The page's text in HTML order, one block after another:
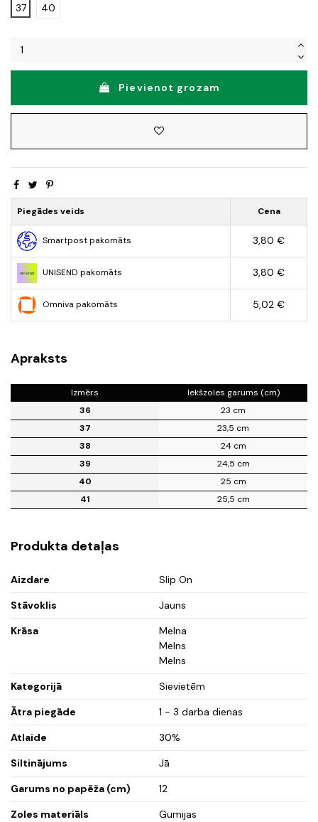
37
40
Pievienot grozam
Piegādes veids Cena
Smartpost pakomāts 3,80 €
UNISEND pakomāts 3,80 €
Omniva pakomāts 5,02 €
Apraksts
Izmērs
Iekšzoles garums (cm)
36
23 cm
37
23,5 cm
38
24 cm
39
24,5 cm
40
25 cm
41
25,5 cm
Produkta detaļas
Aizdare
Slip On
Stāvoklis
Jauns
Krāsa
Melna
Melns
Melns
Kategorijā
Sievietēm
Ātra piegāde
1 - 3 darba dienas
Atlaide
30%
Siltinājums
Jā
Garums no papēža (cm)
12
Zoles materiāls
Gumijas